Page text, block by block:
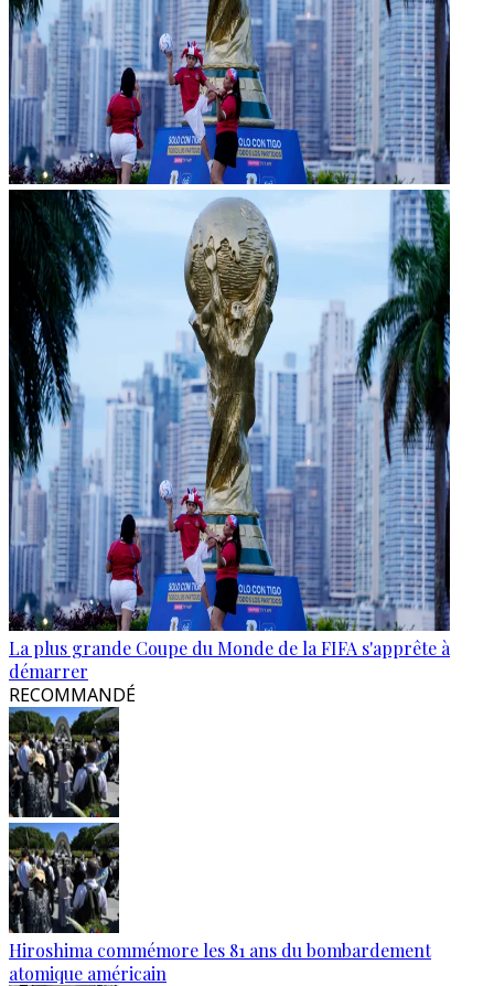
La plus grande Coupe du Monde de la FIFA s'apprête à
démarrer
RECOMMANDÉ
Hiroshima commémore les 81 ans du bombardement
atomique américain